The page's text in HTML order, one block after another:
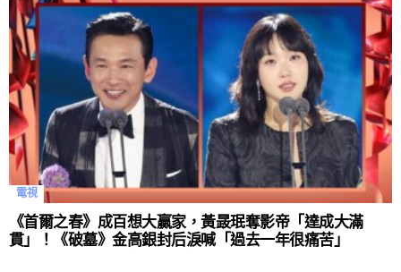
電視
《首爾之春》成百想大贏家，黃晸珉奪影帝「達成大滿
貫」！《破墓》金高銀封后淚喊「過去一年很痛苦」